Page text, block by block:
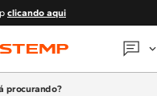
clicando aqui
que podemos